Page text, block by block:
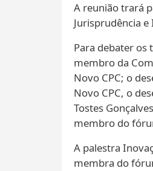
A reunião trará
Jurisprudência e
Para debater os
membro da
Novo CPC; o
Novo CPC, o
Tostes
membro do
A palestra
membra do